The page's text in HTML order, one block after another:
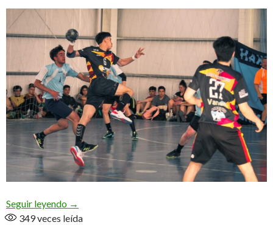
Seguir leyendo De «Uni» a Taubaté, con escalas (Audio)
→
349veces leída